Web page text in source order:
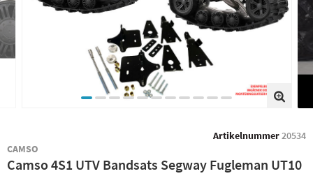
Artikelnummer20534
CAMSO
Camso 4S1 UTV Bandsats Segway Fugleman UT10